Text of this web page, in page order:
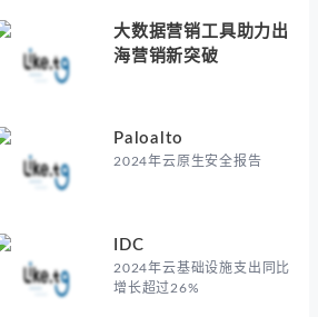
大数据营销工具助力出
海营销新突破
Paloalto
2024年云原生安全报告
IDC
2024年云基础设施支出同比
增长超过26%